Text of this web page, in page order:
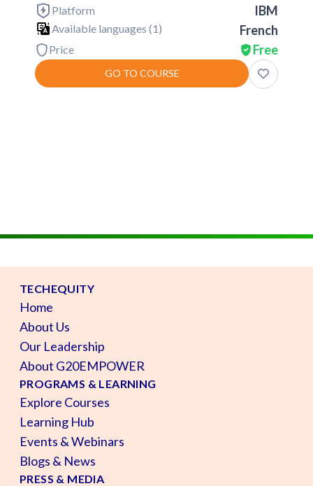
Platform IBM
Available languages (1) French
Price Free
GO TO COURSE
TECHEQUITY
Home
About Us
Our Leadership
About G20EMPOWER
PROGRAMS & LEARNING
Explore Courses
Learning Hub
Events & Webinars
Blogs & News
PRESS & MEDIA